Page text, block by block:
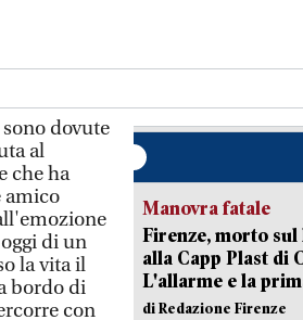
dovute
al
che ha
amico
di un
la vita il
bordo di
con
Manovra fatale
Firenze, morto sul
alla Capp Plast di
L'allarme e la
di Redazione Firenze